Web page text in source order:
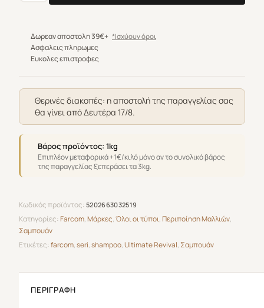
Ultimate
Revival
1000ml
Δωρεαν αποστολη 39€+ *Ισχύουν όροι
Ασφαλεις πληρωμες
Ευκολες επιστροφες
Θερινές διακοπές: η αποστολή της παραγγελίας σας
θα γίνει από Δευτέρα 17/8.
Βάρος προϊόντος: 1kg
Επιπλέον μεταφορικά +1€/κιλό μόνο αν το συνολικό βάρος
της παραγγελίας ξεπεράσει τα 3kg.
Κωδικός προϊόντος: 5202663032519
Κατηγορίες:Farcom,Μάρκες,Όλοι οι τύποι,Περιποίηση Μαλλιών,
Σαμπουάν
Ετικέτες:farcom,seri,shampoo,Ultimate Revival,Σαμπουάν
ΠΕΡΙΓΡΑΦΉ